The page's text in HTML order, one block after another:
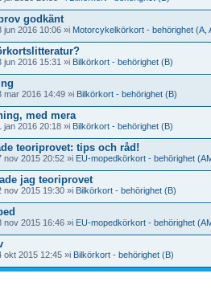
godkänt
jun 2016 10:06 »i Motorcykelkörkort - behörighet (A,
jun 2016 15:31 »i Bilkörkort - behörighet (B)
mar 2016 14:49 »i Bilkörkort - behörighet (B)
med mera
jan 2016 20:18 »i Bilkörkort - behörighet (B)
teoriprovet: tips och råd!
nov 2015 20:52 »i EU-mopedkörkort - behörighet
jag teoriprovet
nov 2015 19:30 »i Bilkörkort - behörighet (B)
nov 2015 16:46 »i EU-mopedkörkort - behörighet
okt 2015 12:45 »i Bilkörkort - behörighet (B)